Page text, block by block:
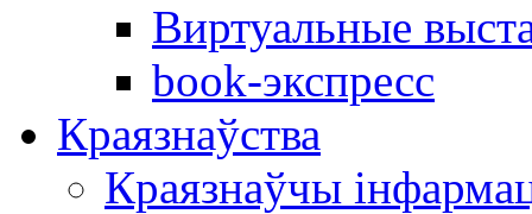
Виртуальные
book-экспресс
Краязнаўства
Краязнаўчы